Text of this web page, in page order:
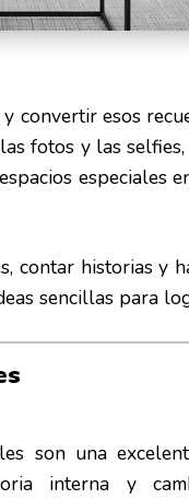
convertir esos
fotos y las
especiales
contar historias y
sencillas para
son una
interna y